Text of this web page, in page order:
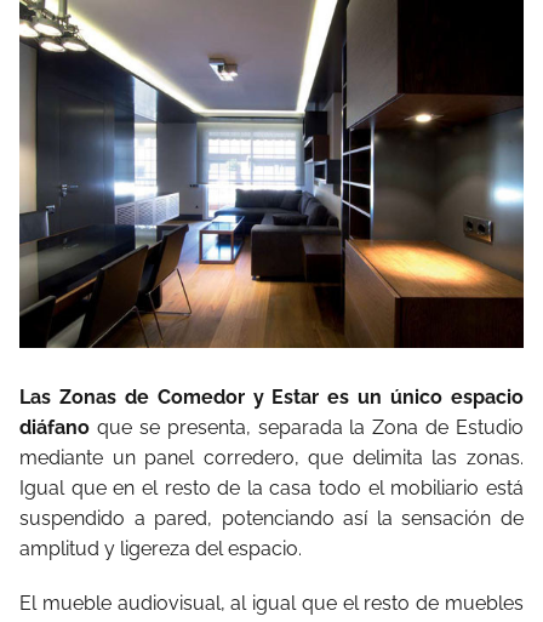
Las Zonas de Comedor y Estar es un único espacio
diáfano que se presenta, separada la Zona de Estudio
mediante un panel corredero, que delimita las zonas.
Igual que en el resto de la casa todo el mobiliario está
suspendido a pared, potenciando así la sensación de
amplitud y ligereza del espacio.
El mueble audiovisual, al igual que el resto de muebles